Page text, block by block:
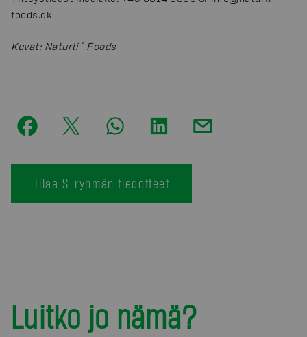
foods.dk
Kuvat: Naturli´ Foods
Tilaa S-ryhmän tiedotteet
Luitko jo nämä?